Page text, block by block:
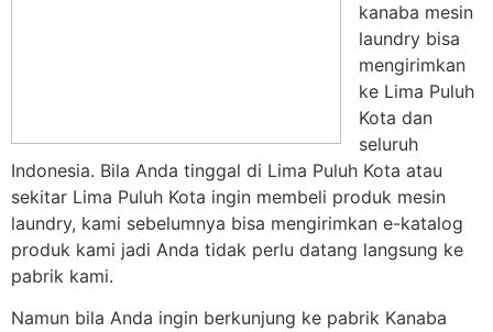
kanaba mesin
laundry bisa
mengirimkan
ke Lima Puluh
Kota dan
seluruh
Indonesia. Bila Anda tinggal di Lima Puluh Kota atau
sekitar Lima Puluh Kota ingin membeli produk mesin
laundry, kami sebelumnya bisa mengirimkan e-katalog
produk kami jadi Anda tidak perlu datang langsung ke
pabrik kami.
Namun bila Anda ingin berkunjung ke pabrik Kanaba